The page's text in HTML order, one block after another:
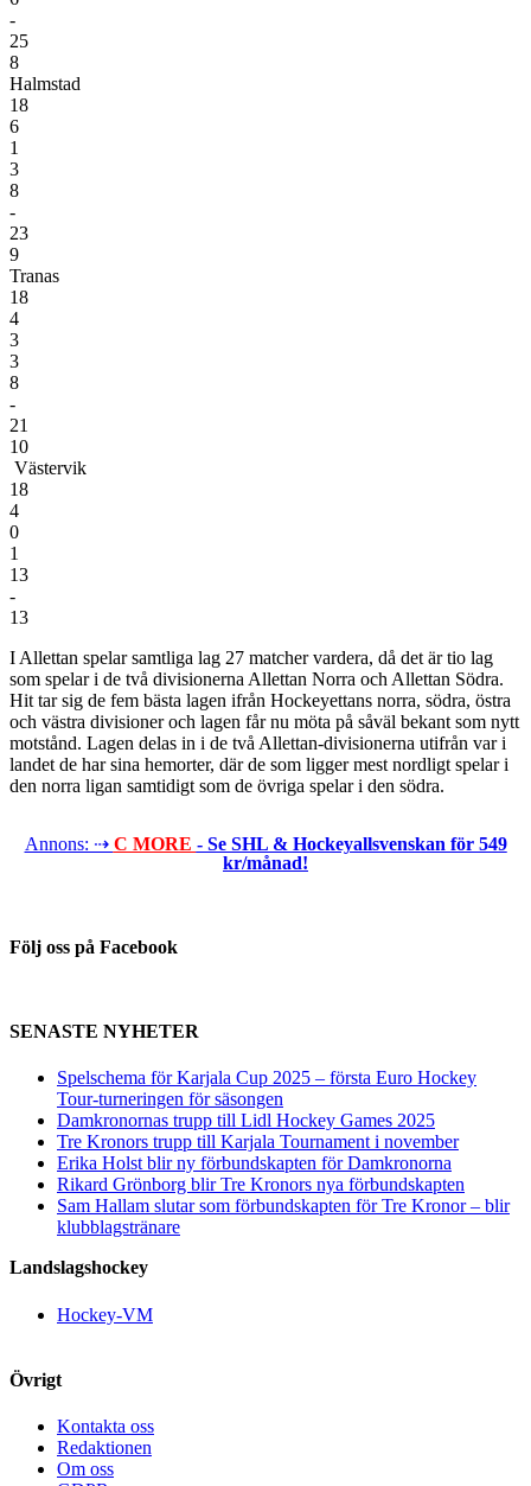
-
25
8
Halmstad
18
6
1
3
8
-
23
9
Tranas
18
4
3
3
8
-
21
10
Västervik
18
4
0
1
13
-
13
I Allettan spelar samtliga lag 27 matcher vardera, då det är tio lag
som spelar i de två divisionerna Allettan Norra och Allettan Södra.
Hit tar sig de fem bästa lagen ifrån Hockeyettans norra, södra, östra
och västra divisioner och lagen får nu möta på såväl bekant som nytt
motstånd. Lagen delas in i de två Allettan-divisionerna utifrån var i
landet de har sina hemorter, där de som ligger mest nordligt spelar i
den norra ligan samtidigt som de övriga spelar i den södra.
Annons: ⇢ C MORE - Se SHL & Hockeyallsvenskan för 549
kr/månad!
Följ oss på Facebook
SENASTE NYHETER
Spelschema för Karjala Cup 2025 – första Euro Hockey
Tour-turneringen för säsongen
Damkronornas trupp till Lidl Hockey Games 2025
Tre Kronors trupp till Karjala Tournament i november
Erika Holst blir ny förbundskapten för Damkronorna
Rikard Grönborg blir Tre Kronors nya förbundskapten
Sam Hallam slutar som förbundskapten för Tre Kronor – blir
klubblagstränare
Landslagshockey
Hockey-VM
Övrigt
Kontakta oss
Redaktionen
Om oss